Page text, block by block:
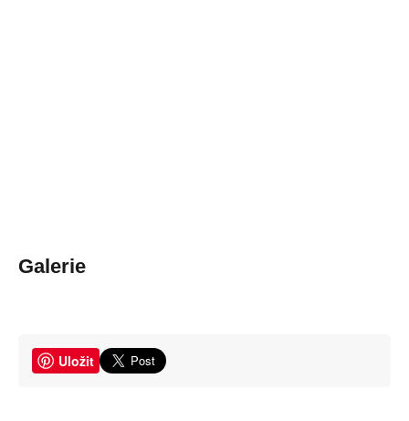
Galerie
Uložit